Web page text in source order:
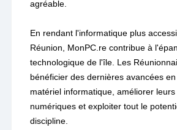
agréable.
En rendant l'informatique plus
Réunion, MonPC.re contribue à
technologique de l'île. Les
bénéficier des dernières avancées
matériel informatique, améliorer
numériques et exploiter tout le
discipline.